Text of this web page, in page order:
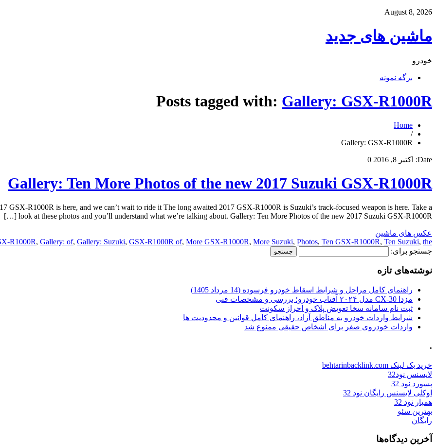
August 8, 2026
ماشین های جدید
خودرو
برگه نمونه
Posts tagged with: Gallery: GSX-R1000R
Home
/
Gallery: GSX-R1000R
Date: اکتبر 8, 2016 0
Gallery: Ten More Photos of the new 2017 Suzuki GSX-R1000R
R1000R is here, and we can’t wait to ride it The long awaited 2017 GSX-R1000R is Suzuki’s track-focused weapon is here. Take a
look at these photos and you’ll understand what we’re talking about. Gallery: Ten More Photos of the new 2017 Suzuki GSX-R1000R […]
عکس های ماشین
R1000R, Gallery: of, Gallery: Suzuki, GSX-R1000R of, More GSX-R1000R, More Suzuki, Photos, Ten GSX-R1000R, Ten Suzuki, the
جستجو برای:
نوشته‌های تازه
راهنمای کامل مراحل و شرایط اسقاط خودرو فرسوده (14 مرداد 1405)
مزدا CX-30 مدل ۲۰۲۴ آفتاب خودرو؛ بررسی و مشخصات فنی
ثبت نام سامانه سخا تعویض پلاک و احراز سکونت
شرایط واردات خودرو به مناطق آزاد، راهنمای کامل قوانین و محدودیت ها
واردات خودروی صفر برای اشخاص حقیقی ممنوع شد
.
خرید بک لینک behtarinbacklink.com
لایسنس نود32
پسورد نود 32
اوکلی لایسنس رایگان نود 32
همیار نود 32
بهترین سئو
رایگان
آخرین دیدگاه‌ها